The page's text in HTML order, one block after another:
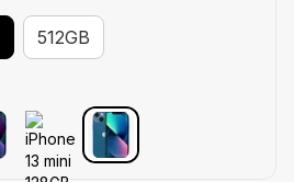
512GB